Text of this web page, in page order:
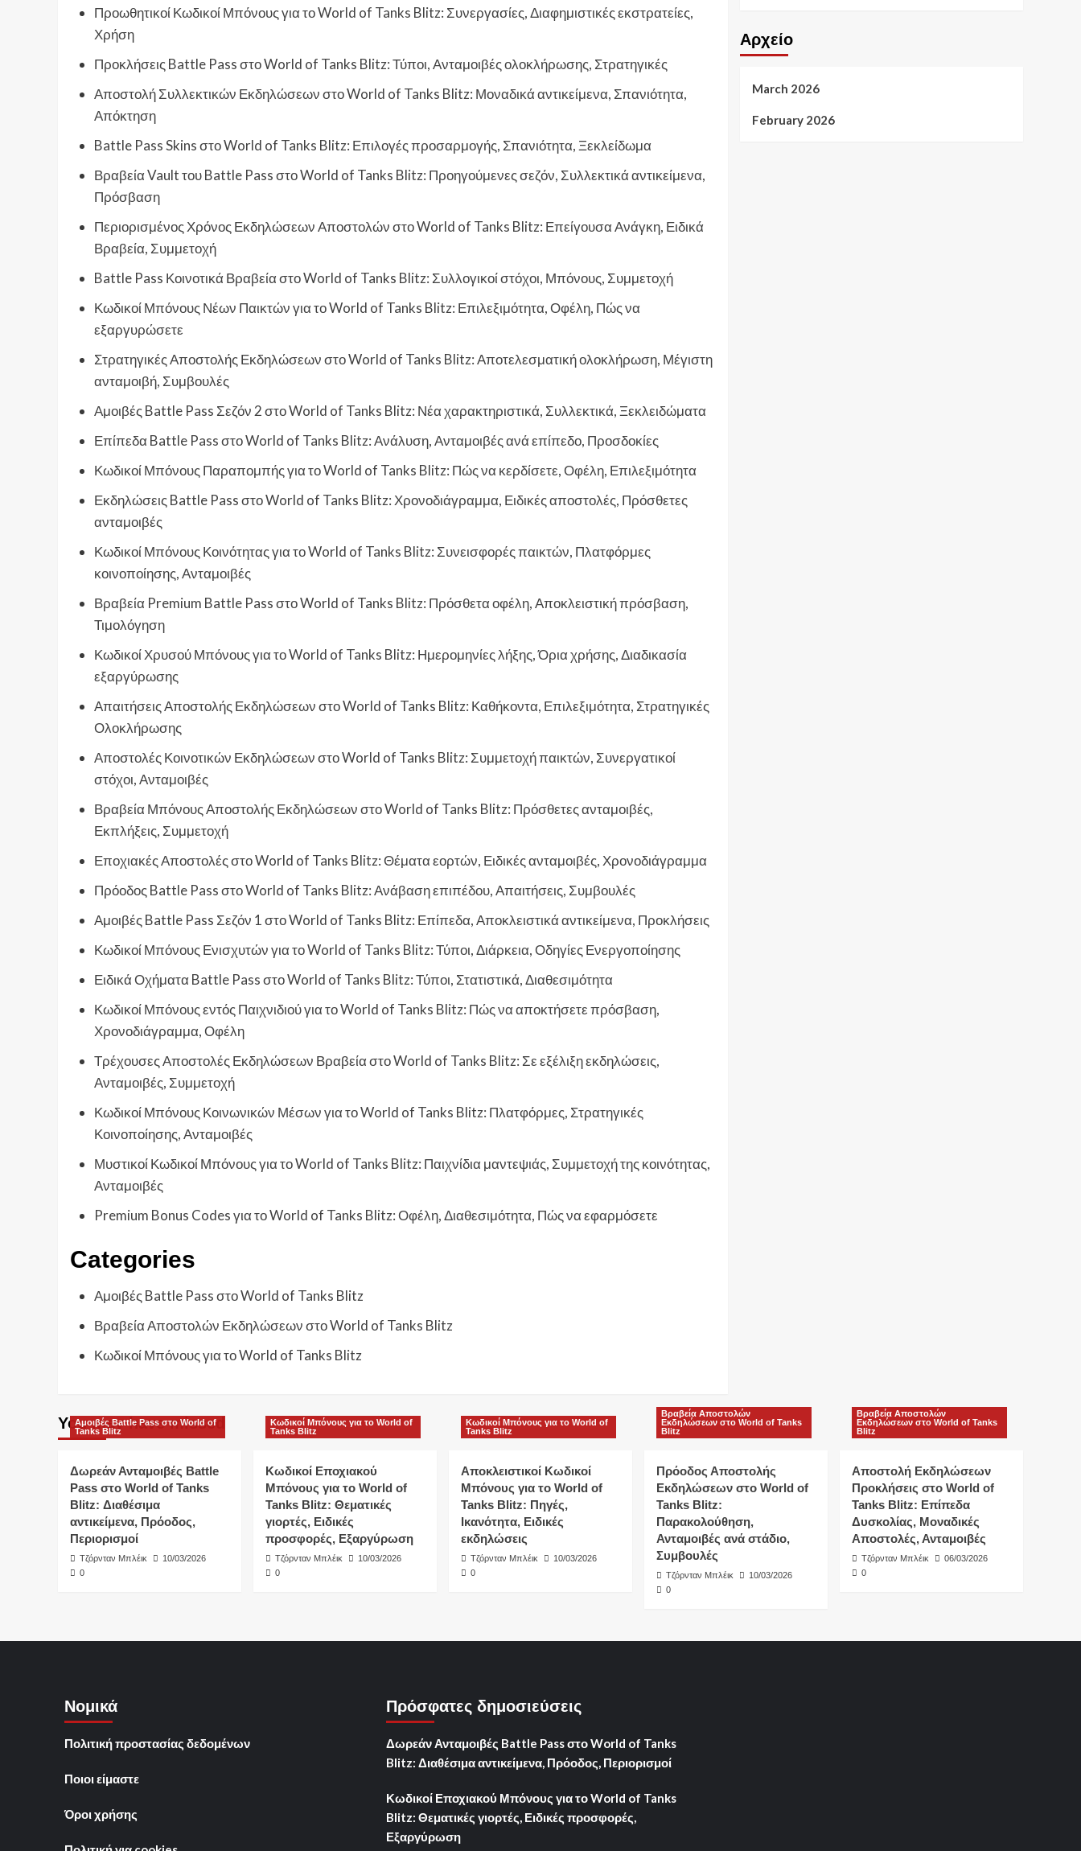
Προωθητικοί Κωδικοί Μπόνους για το World of Tanks Blitz: Συνεργασίες, Διαφημιστικές εκστρατείες,
Χρήση
Προκλήσεις Battle Pass στο World of Tanks Blitz: Τύποι, Ανταμοιβές ολοκλήρωσης, Στρατηγικές
Αποστολή Συλλεκτικών Εκδηλώσεων στο World of Tanks Blitz: Μοναδικά αντικείμενα, Σπανιότητα,
Απόκτηση
Battle Pass Skins στο World of Tanks Blitz: Επιλογές προσαρμογής, Σπανιότητα, Ξεκλείδωμα
Βραβεία Vault του Battle Pass στο World of Tanks Blitz: Προηγούμενες σεζόν, Συλλεκτικά αντικείμενα,
Πρόσβαση
Περιορισμένος Χρόνος Εκδηλώσεων Αποστολών στο World of Tanks Blitz: Επείγουσα Ανάγκη, Ειδικά
Βραβεία, Συμμετοχή
Battle Pass Κοινοτικά Βραβεία στο World of Tanks Blitz: Συλλογικοί στόχοι, Μπόνους, Συμμετοχή
Κωδικοί Μπόνους Νέων Παικτών για το World of Tanks Blitz: Επιλεξιμότητα, Οφέλη, Πώς να
εξαργυρώσετε
Στρατηγικές Αποστολής Εκδηλώσεων στο World of Tanks Blitz: Αποτελεσματική ολοκλήρωση, Μέγιστη
ανταμοιβή, Συμβουλές
Αμοιβές Battle Pass Σεζόν 2 στο World of Tanks Blitz: Νέα χαρακτηριστικά, Συλλεκτικά, Ξεκλειδώματα
Επίπεδα Battle Pass στο World of Tanks Blitz: Ανάλυση, Ανταμοιβές ανά επίπεδο, Προσδοκίες
Κωδικοί Μπόνους Παραπομπής για το World of Tanks Blitz: Πώς να κερδίσετε, Οφέλη, Επιλεξιμότητα
Εκδηλώσεις Battle Pass στο World of Tanks Blitz: Χρονοδιάγραμμα, Ειδικές αποστολές, Πρόσθετες
ανταμοιβές
Κωδικοί Μπόνους Κοινότητας για το World of Tanks Blitz: Συνεισφορές παικτών, Πλατφόρμες
κοινοποίησης, Ανταμοιβές
Βραβεία Premium Battle Pass στο World of Tanks Blitz: Πρόσθετα οφέλη, Αποκλειστική πρόσβαση,
Τιμολόγηση
Κωδικοί Χρυσού Μπόνους για το World of Tanks Blitz: Ημερομηνίες λήξης, Όρια χρήσης, Διαδικασία
εξαργύρωσης
Απαιτήσεις Αποστολής Εκδηλώσεων στο World of Tanks Blitz: Καθήκοντα, Επιλεξιμότητα, Στρατηγικές
Ολοκλήρωσης
Αποστολές Κοινοτικών Εκδηλώσεων στο World of Tanks Blitz: Συμμετοχή παικτών, Συνεργατικοί
στόχοι, Ανταμοιβές
Βραβεία Μπόνους Αποστολής Εκδηλώσεων στο World of Tanks Blitz: Πρόσθετες ανταμοιβές,
Εκπλήξεις, Συμμετοχή
Εποχιακές Αποστολές στο World of Tanks Blitz: Θέματα εορτών, Ειδικές ανταμοιβές, Χρονοδιάγραμμα
Πρόοδος Battle Pass στο World of Tanks Blitz: Ανάβαση επιπέδου, Απαιτήσεις, Συμβουλές
Αμοιβές Battle Pass Σεζόν 1 στο World of Tanks Blitz: Επίπεδα, Αποκλειστικά αντικείμενα, Προκλήσεις
Κωδικοί Μπόνους Ενισχυτών για το World of Tanks Blitz: Τύποι, Διάρκεια, Οδηγίες Ενεργοποίησης
Ειδικά Οχήματα Battle Pass στο World of Tanks Blitz: Τύποι, Στατιστικά, Διαθεσιμότητα
Κωδικοί Μπόνους εντός Παιχνιδιού για το World of Tanks Blitz: Πώς να αποκτήσετε πρόσβαση,
Χρονοδιάγραμμα, Οφέλη
Τρέχουσες Αποστολές Εκδηλώσεων Βραβεία στο World of Tanks Blitz: Σε εξέλιξη εκδηλώσεις,
Ανταμοιβές, Συμμετοχή
Κωδικοί Μπόνους Κοινωνικών Μέσων για το World of Tanks Blitz: Πλατφόρμες, Στρατηγικές
Κοινοποίησης, Ανταμοιβές
Μυστικοί Κωδικοί Μπόνους για το World of Tanks Blitz: Παιχνίδια μαντεψιάς, Συμμετοχή της κοινότητας,
Ανταμοιβές
Premium Bonus Codes για το World of Tanks Blitz: Οφέλη, Διαθεσιμότητα, Πώς να εφαρμόσετε
Categories
Αμοιβές Battle Pass στο World of Tanks Blitz
Βραβεία Αποστολών Εκδηλώσεων στο World of Tanks Blitz
Κωδικοί Μπόνους για το World of Tanks Blitz
Αρχείο
March 2026
February 2026
You may have missed
Αμοιβές Battle Pass στο World of
Tanks Blitz
Δωρεάν Ανταμοιβές Battle
Pass στο World of Tanks
Blitz: Διαθέσιμα
αντικείμενα, Πρόοδος,
Περιορισμοί
Τζόρνταν Μπλέικ
10/03/2026
0
Κωδικοί Μπόνους για το World of
Tanks Blitz
Κωδικοί Εποχιακού
Μπόνους για το World of
Tanks Blitz: Θεματικές
γιορτές, Ειδικές
προσφορές, Εξαργύρωση
Τζόρνταν Μπλέικ
10/03/2026
0
Κωδικοί Μπόνους για το World of
Tanks Blitz
Αποκλειστικοί Κωδικοί
Μπόνους για το World of
Tanks Blitz: Πηγές,
Ικανότητα, Ειδικές
εκδηλώσεις
Τζόρνταν Μπλέικ
10/03/2026
0
Βραβεία Αποστολών
Εκδηλώσεων στο World of Tanks
Blitz
Πρόοδος Αποστολής
Εκδηλώσεων στο World of
Tanks Blitz:
Παρακολούθηση,
Ανταμοιβές ανά στάδιο,
Συμβουλές
Τζόρνταν Μπλέικ
10/03/2026
0
Βραβεία Αποστολών
Εκδηλώσεων στο World of Tanks
Blitz
Αποστολή Εκδηλώσεων
Προκλήσεις στο World of
Tanks Blitz: Επίπεδα
Δυσκολίας, Μοναδικές
Αποστολές, Ανταμοιβές
Τζόρνταν Μπλέικ
06/03/2026
0
Νομικά
Πολιτική προστασίας δεδομένων
Ποιοι είμαστε
Όροι χρήσης
Πρόσφατες δημοσιεύσεις
Δωρεάν Ανταμοιβές Battle Pass στο World of Tanks
Blitz: Διαθέσιμα αντικείμενα, Πρόοδος, Περιορισμοί
Κωδικοί Εποχιακού Μπόνους για το World of Tanks
Blitz: Θεματικές γιορτές, Ειδικές προσφορές,
Εξαργύρωση